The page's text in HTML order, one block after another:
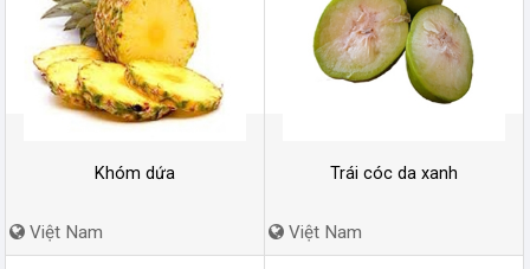
Khóm dứa
Việt Nam
Trái cóc da xanh
Việt Nam